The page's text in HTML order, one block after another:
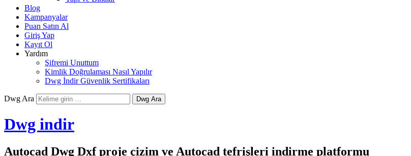
Blog
Kampanyalar
Puan Satın Al
Giriş Yap
Kayıt Ol
Yardım
Şifremi Unuttum
Kimlik Doğrulaması Nasıl Yapılır
Dwg İndir Güvenlik Sertifikaları
Dwg Ara
Dwg indir
Autocad Dwg Dxf proje çizim ve Autocad tefrişleri indirme platformu